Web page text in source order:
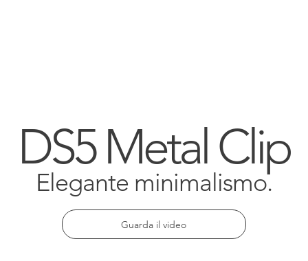
DS5 Metal Clip
Elegante minimalismo.
Guarda il video